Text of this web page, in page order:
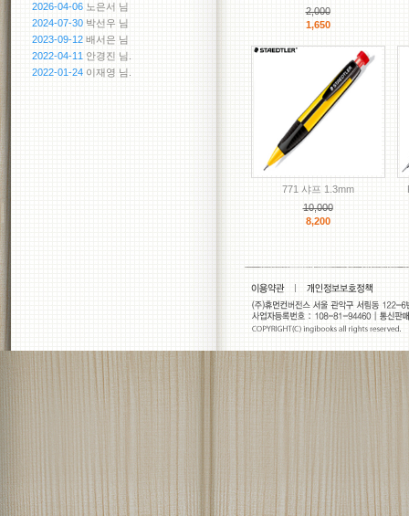
2026-04-06 노은서 님
2024-07-30 박선우 님
2023-09-12 배서은 님
2022-04-11 안경진 님.
2022-01-24 이재영 님.
2,000
1,650
771 샤프 1.3mm
10,000
8,200